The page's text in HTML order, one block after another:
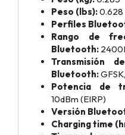
Peso (lbs):0.628
Perfiles
Rango de
Bluetooth:
Transmisión
Bluetooth:
Potencia de
10dBm (EIRP)
Versión
Charging time